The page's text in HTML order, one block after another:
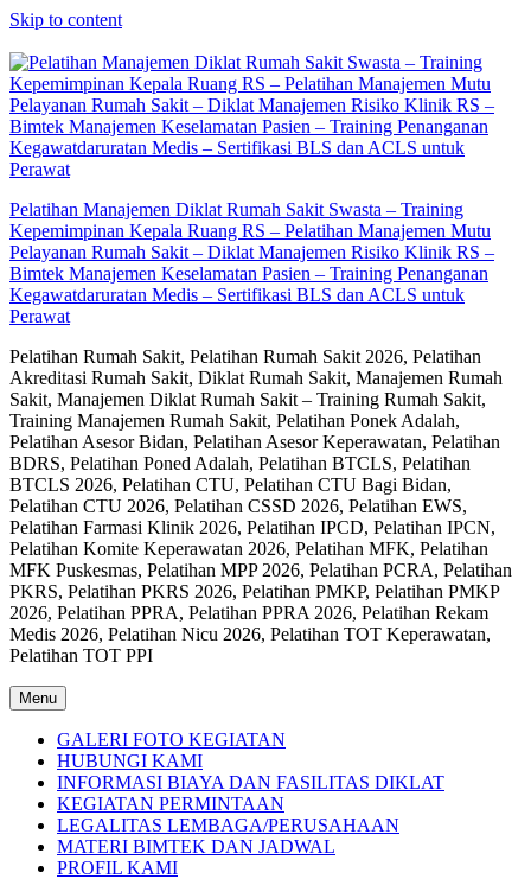
Skip to content
Pelatihan Manajemen Diklat Rumah Sakit Swasta – Training
Kepemimpinan Kepala Ruang RS – Pelatihan Manajemen Mutu
Pelayanan Rumah Sakit – Diklat Manajemen Risiko Klinik RS –
Bimtek Manajemen Keselamatan Pasien – Training Penanganan
Kegawatdaruratan Medis – Sertifikasi BLS dan ACLS untuk
Perawat
Pelatihan Rumah Sakit, Pelatihan Rumah Sakit 2026, Pelatihan
Akreditasi Rumah Sakit, Diklat Rumah Sakit, Manajemen Rumah
Sakit, Manajemen Diklat Rumah Sakit – Training Rumah Sakit,
Training Manajemen Rumah Sakit, Pelatihan Ponek Adalah,
Pelatihan Asesor Bidan, Pelatihan Asesor Keperawatan, Pelatihan
BDRS, Pelatihan Poned Adalah, Pelatihan BTCLS, Pelatihan
BTCLS 2026, Pelatihan CTU, Pelatihan CTU Bagi Bidan,
Pelatihan CTU 2026, Pelatihan CSSD 2026, Pelatihan EWS,
Pelatihan Farmasi Klinik 2026, Pelatihan IPCD, Pelatihan IPCN,
Pelatihan Komite Keperawatan 2026, Pelatihan MFK, Pelatihan
MFK Puskesmas, Pelatihan MPP 2026, Pelatihan PCRA, Pelatihan
PKRS, Pelatihan PKRS 2026, Pelatihan PMKP, Pelatihan PMKP
2026, Pelatihan PPRA, Pelatihan PPRA 2026, Pelatihan Rekam
Medis 2026, Pelatihan Nicu 2026, Pelatihan TOT Keperawatan,
Pelatihan TOT PPI
Menu
GALERI FOTO KEGIATAN
HUBUNGI KAMI
INFORMASI BIAYA DAN FASILITAS DIKLAT
KEGIATAN PERMINTAAN
LEGALITAS LEMBAGA/PERUSAHAAN
MATERI BIMTEK DAN JADWAL
PROFIL KAMI